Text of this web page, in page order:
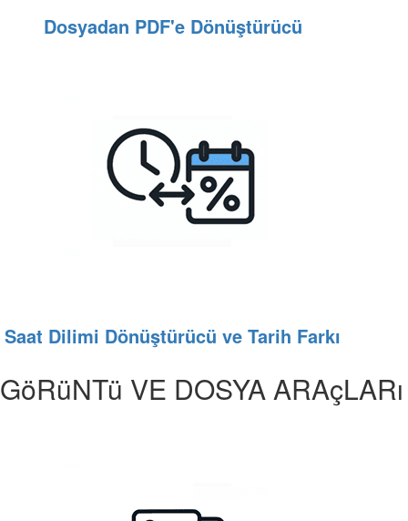
Dosyadan PDF'e Dönüştürücü
Saat Dilimi Dönüştürücü ve Tarih Farkı
GöRüNTü VE DOSYA ARAçLARı